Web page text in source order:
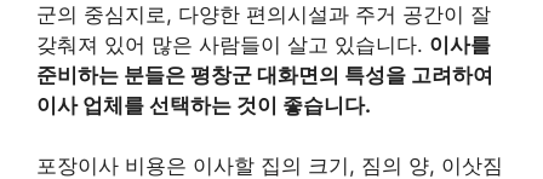
군의 중심지로, 다양한 편의시설과 주거 공간이 잘
갖춰져 있어 많은 사람들이 살고 있습니다. 이사를
준비하는 분들은 평창군 대화면의 특성을 고려하여
이사 업체를 선택하는 것이 좋습니다.
포장이사 비용은 이사할 집의 크기, 짐의 양, 이삿짐